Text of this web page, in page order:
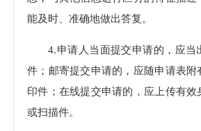
能及时、准确地做出答复。
4.申请人当面提交申请的，应当
件；邮寄提交申请的，应随申请表附
印件；在线提交申请的，应上传有效
或扫描件。